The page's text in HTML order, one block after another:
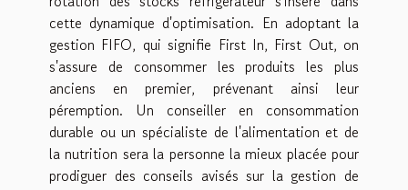
cette dynamique d'optimisation. En adoptant la
gestion FIFO, qui signifie First In, First Out, on
s'assure de consommer les produits les plus
anciens en premier, prévenant ainsi leur
péremption. Un conseiller en consommation
durable ou un spécialiste de l'alimentation et de
la nutrition sera la personne la mieux placée pour
prodiguer des conseils avisés sur la gestion de